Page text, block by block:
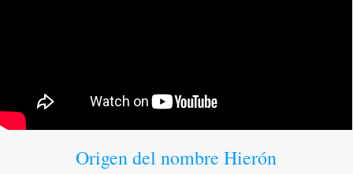
Origen del nombre Hierón